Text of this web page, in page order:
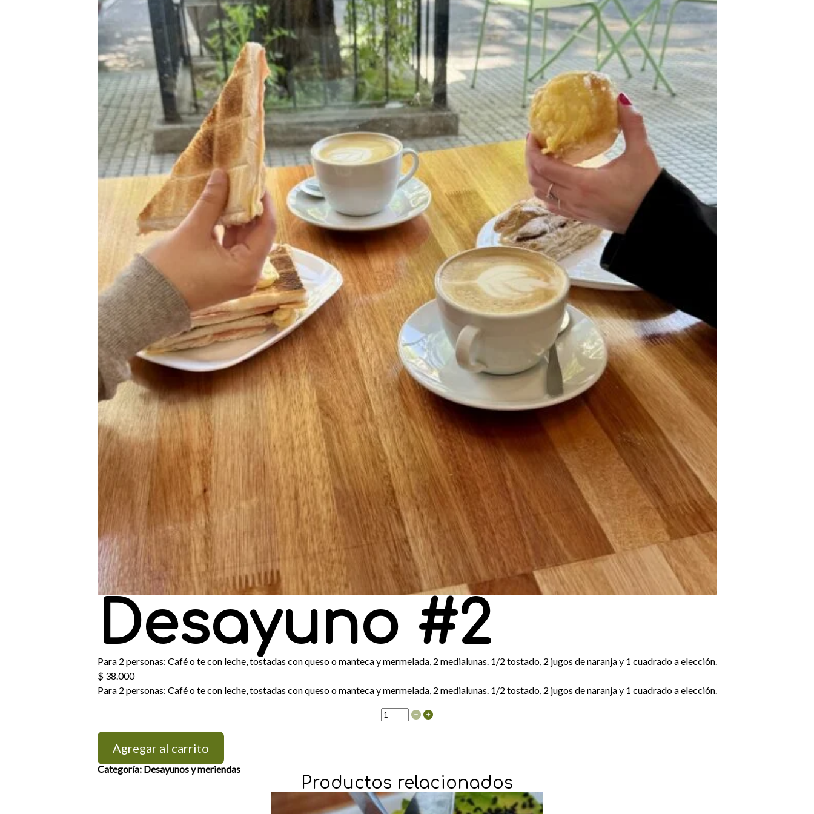
Desayuno #2
Para 2 personas: Café o te con leche, tostadas con queso o manteca y mermelada, 2 medialunas. 1/2 tostado, 2 jugos de naranja y 1 cuadrado a elección.
$38.000
Para 2 personas: Café o te con leche, tostadas con queso o manteca y mermelada, 2 medialunas. 1/2 tostado, 2 jugos de naranja y 1 cuadrado a elección.
e
s
#
2
c
a
Agregar al carrito
Categoría: Desayunos y meriendas
Productos relacionados